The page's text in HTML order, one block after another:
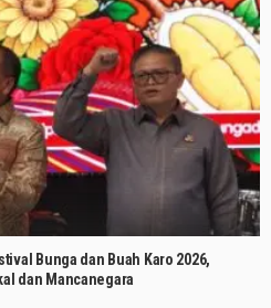
Bunga dan Buah Karo 2026,
dan Mancanegara